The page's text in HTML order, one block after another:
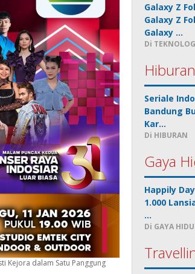
Kejora dalam Satu Panggung
Galaxy Z
Galaxy Z
Galaxy …
Di
Hiburan
Seriale
Bandung
Kar…
Di HIBURAN
Gaya
Happily
1.000
…
Di GAYA